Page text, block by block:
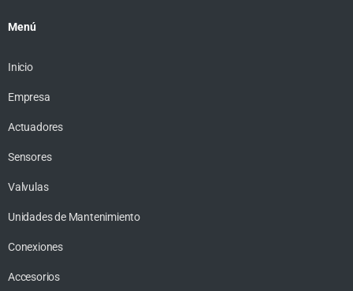
Menú
Inicio
Empresa
Actuadores
Sensores
Valvulas
Unidades de Mantenimiento
Conexiones
Accesorios